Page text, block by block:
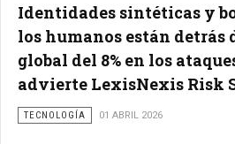
Identidades sintéticas y
los humanos están detrás
global del 8% en los
advierte LexisNexis Risk
TECNOLOGÍA 01 ABRIL 2026